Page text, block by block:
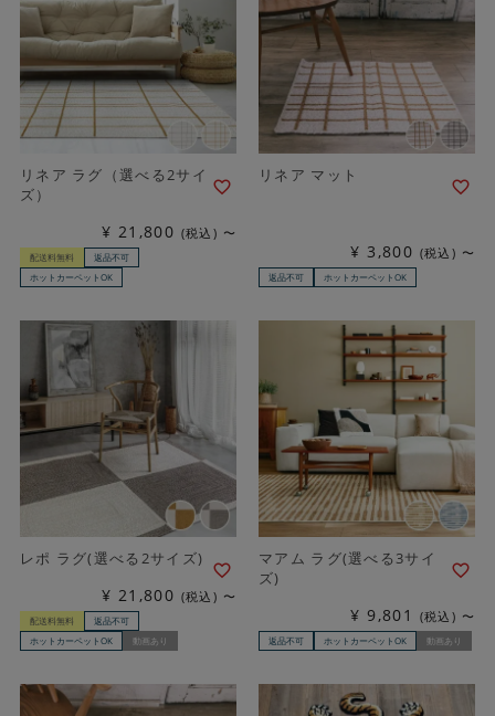
リネア ラグ（選べる2サイ
ズ）
¥ 21,800 税込 〜
配送料無料
返品不可
ホットカーペットOK
リネア マット
¥ 3,800 税込 〜
返品不可 ホットカーペットOK
レポ ラグ(選べる2サイズ)
¥ 21,800 税込 〜
配送料無料
返品不可
ホットカーペットOK
動画あり
マアム ラグ(選べる3サイ
ズ)
¥ 9,801 税込 〜
返品不可 ホットカーペットOK 動画あり